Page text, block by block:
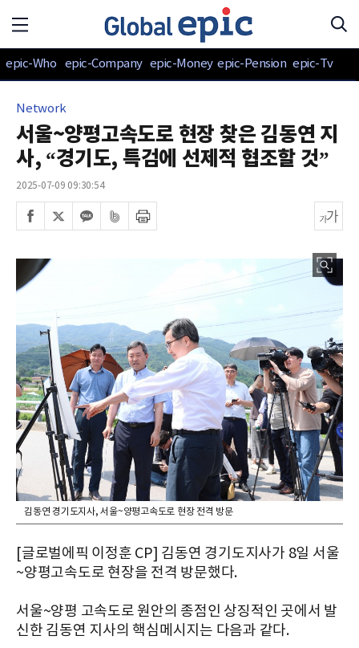
epic-Who epic-Company epic-Money epic-Pension epic-Tv
Network
서울~양평고속도로 현장 찾은 김동연 지
사, “경기도, 특검에 선제적 협조할 것”
2025-07-09 09:30:54
김동연 경기도지사, 서울~양평고속도로 현장 전격 방문
[글로벌에픽 이정훈 CP] 김동연 경기도지사가 8일 서울
~양평고속도로 현장을 전격 방문했다.
서울~양평 고속도로 원안의 종점인 상징적인 곳에서 발
신한 김동연 지사의 핵심메시지는 다음과 같다.